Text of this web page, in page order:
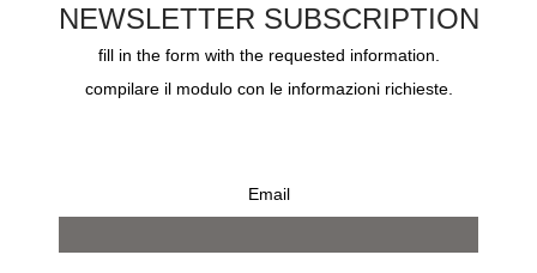
BORSA DI TELA FONDAZIONI
SOZZANI – EDIZIONE LIMITATA
ELEFANTE
NEWSLETTER SUBSCRIPTION
fill in the form with the requested information.
compilare il modulo con le informazioni richieste.
Email